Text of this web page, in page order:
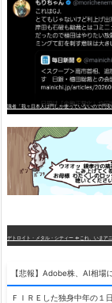
識者「我々日本人は円しか使っていないので円安
【悲報】Adobe株、AI相場
ＦＩＲＥした独身中年の１